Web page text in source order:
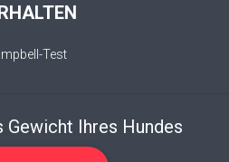
Test
Gewicht Ihres Hundes